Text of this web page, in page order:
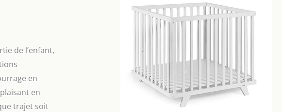
de l’enfant,
en
en
trajet soit